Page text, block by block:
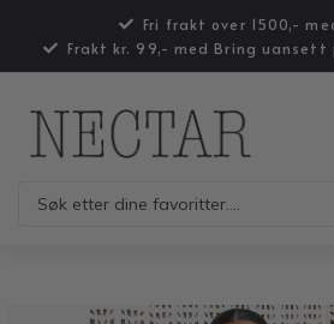
Fri frakt over 1500,-
Frakt kr. 99,- med Bring uansett